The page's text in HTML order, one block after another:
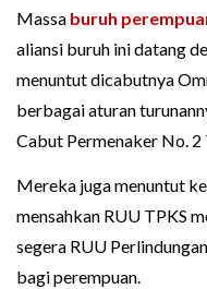
Massa buruh
aliansi buruh ini datang
menuntut dicabutnya
berbagai aturan
Cabut Permenaker No. 2
Mereka juga menuntut
mensahkan RUU TPKS
segera RUU
bagi perempuan.